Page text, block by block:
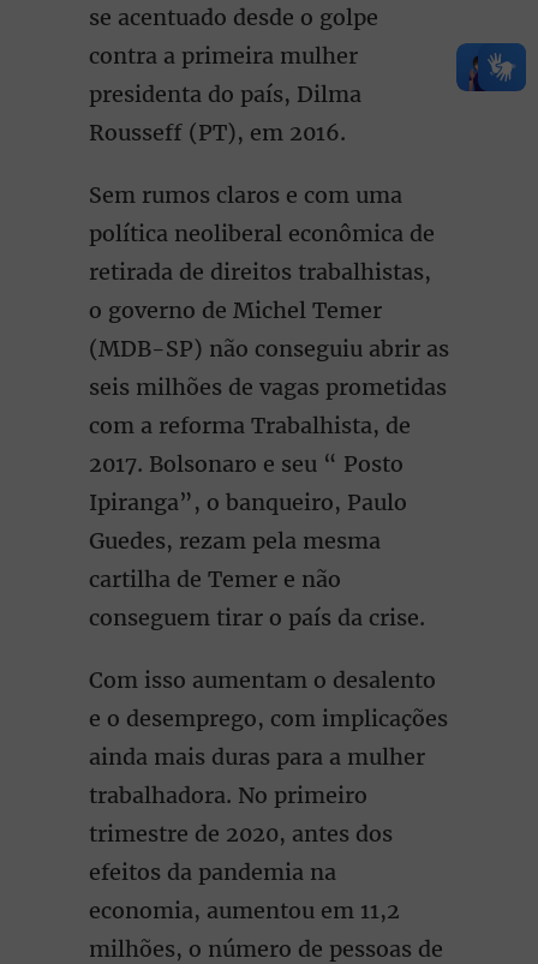
se acentuado desde o golpe
contra a primeira mulher
presidenta do país, Dilma
Rousseff (PT), em 2016.
Sem rumos claros e com uma
política neoliberal econômica de
retirada de direitos trabalhistas,
o governo de Michel Temer
(MDB-SP) não conseguiu abrir as
seis milhões de vagas prometidas
com a reforma Trabalhista, de
2017. Bolsonaro e seu “ Posto
Ipiranga”, o banqueiro, Paulo
Guedes, rezam pela mesma
cartilha de Temer e não
conseguem tirar o país da crise.
Com isso aumentam o desalento
e o desemprego, com implicações
ainda mais duras para a mulher
trabalhadora. No primeiro
trimestre de 2020, antes dos
efeitos da pandemia na
economia, aumentou em 11,2
milhões, o número de pessoas de